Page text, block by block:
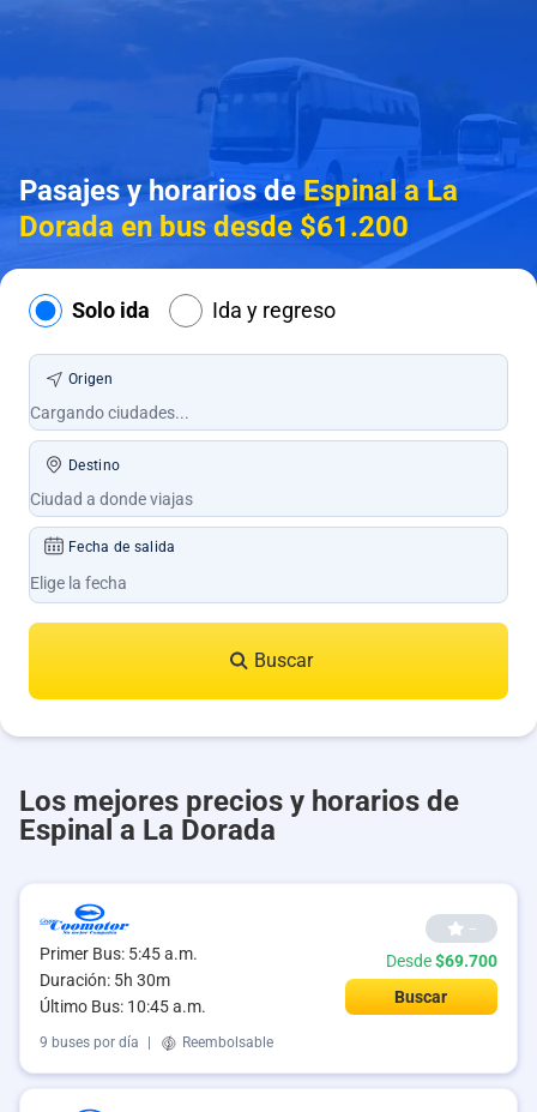
Pasajes y horarios deEspinal a La
Dorada en bus desde $61.200
Solo ida Ida y regreso
Origen
Destino
Fecha de salida
Buscar
Los mejores precios y horarios de
Espinal a La Dorada
Primer Bus: 5:45 a.m.
Duración: 5h 30m
Último Bus: 10:45 a.m.
--
Desde$69.700
Buscar
9 buses por día Reembolsable